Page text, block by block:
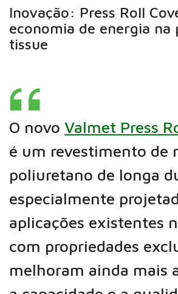
Inovação: Press Roll
economia de energia na
tissue
O novoValmet Press
é um revestimento de
poliuretano de longa
especialmente
aplicações existentes
com propriedades
melhoram ainda mais